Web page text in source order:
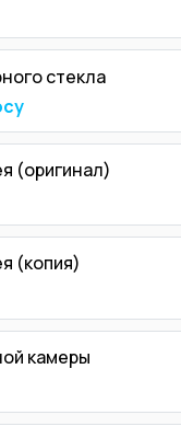
стекла
(оригинал)
(копия)
камеры